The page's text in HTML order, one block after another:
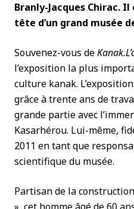
Branly-Jacques Chirac.
tête d’un grand musée
Souvenez-vous de
l’exposition la plus
culture kanak.
grâce à trente ans de
grande partie avec
Kasarhérou. Lui-même,
2011 en tant que
scientifique du musée.
Partisan de la